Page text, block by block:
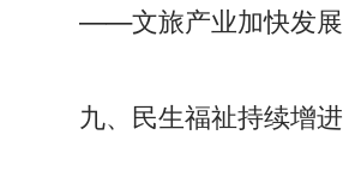
——文旅产业加快发展
九、民生福祉持续增进